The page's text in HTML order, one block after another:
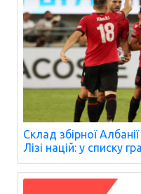
Склад збірної
Лізі націй: у списку